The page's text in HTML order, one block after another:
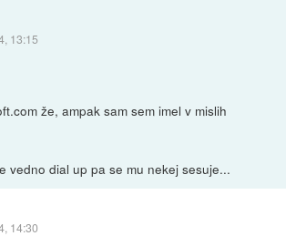
13:15
že, ampak sam sem imel v mislih
vedno dial up pa se mu nekej sesuje...
14:30